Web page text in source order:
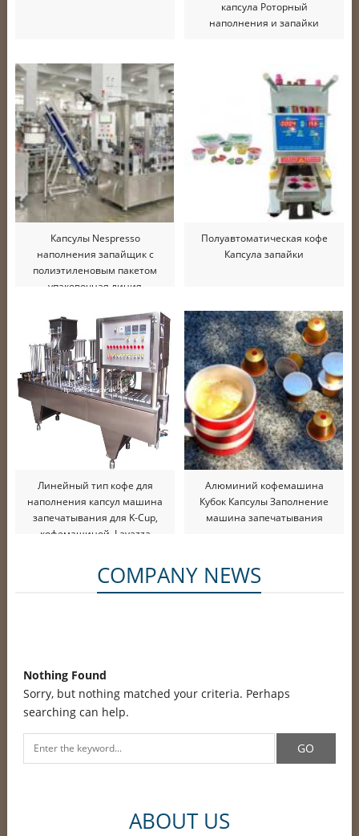
капсула Роторный
наполнения и запайки
Капсулы Nespresso
наполнения запайщик с
полиэтиленовым пакетом
упаковочная линия
Полуавтоматическая кофе
Капсула запайки
Линейный тип кофе для
наполнения капсул машина
запечатывания для K-Cup,
кофемашиной, Lavazza
Алюминий кофемашина
Кубок Капсулы Заполнение
машина запечатывания
COMPANY NEWS
Nothing Found
Sorry, but nothing matched your criteria. Perhaps
searching can help.
ABOUT US